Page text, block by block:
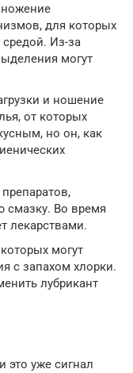
для которых
средой. Из-за
могут
и ношение
от которых
но он, как
смазку. Во время
лекарствами.
могут
с запахом хлорки.
лубрикант
уже сигнал